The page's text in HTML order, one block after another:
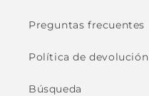
Preguntas frecuentes
Política de devolución
Búsqueda